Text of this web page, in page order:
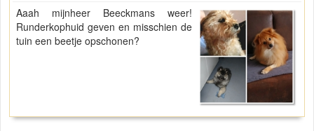
Aaah mijnheer Beeckmans weer!
Runderkophuid geven en misschien de
tuin een beetje opschonen?